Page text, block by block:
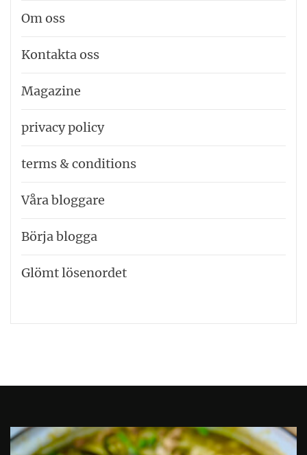
Om oss
Kontakta oss
Magazine
privacy policy
terms & conditions
Våra bloggare
Börja blogga
Glömt lösenordet